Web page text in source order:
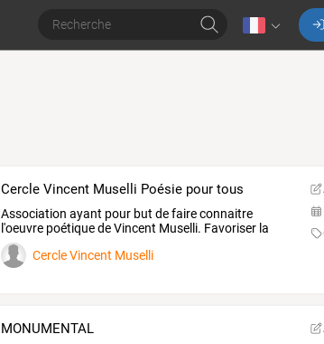
Cercle Vincent Muselli Poésie pour tous
Association ayant pour but defaireconnaitre
l'oeuvre poétiquedeVincent Muselli. Favoriser la
pratique
Cercle Vincent Muselli
MONUMENTAL